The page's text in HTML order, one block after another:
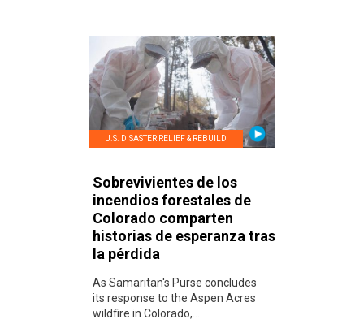
U.S. DISASTER RELIEF & REBUILD
Sobrevivientes de los
incendios forestales de
Colorado comparten
historias de esperanza tras
la pérdida
As Samaritan's Purse concludes
its response to the Aspen Acres
wildfire in Colorado,...